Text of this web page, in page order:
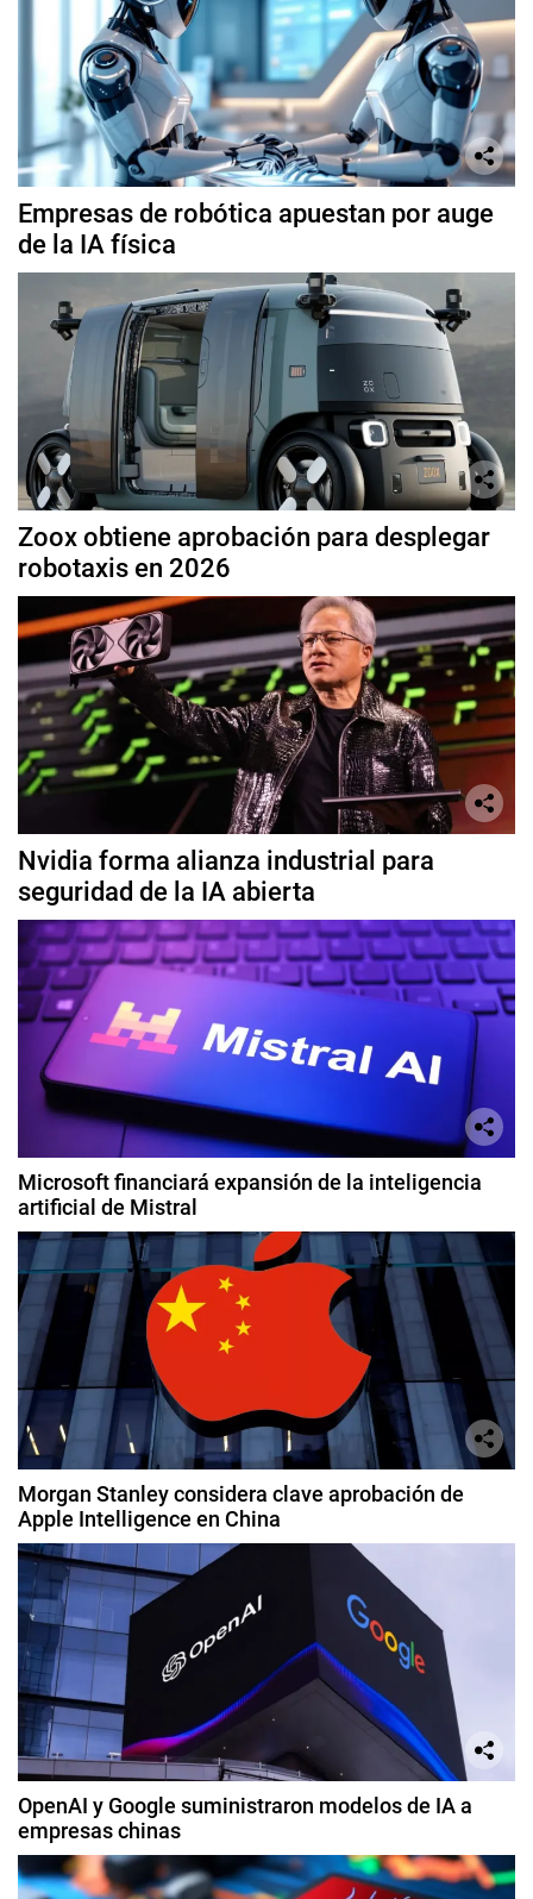
Empresas de robótica apuestan por auge
de la IA física
Zoox obtiene aprobación para desplegar
robotaxis en 2026
Nvidia forma alianza industrial para
seguridad de la IA abierta
Microsoft financiará expansión de la inteligencia
artificial de Mistral
Morgan Stanley considera clave aprobación de
Apple Intelligence en China
OpenAI y Google suministraron modelos de IA a
empresas chinas